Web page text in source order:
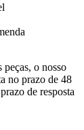
peças, o nosso
no prazo de 48
de resposta